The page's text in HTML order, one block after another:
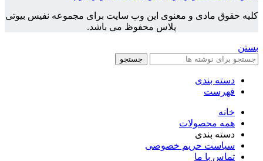
کلیه حقوق مادی و معنوی این وب سایت برای مجموعه نفیس بیوتی
پلاس محفوظ می باشد.
بستن
جستجو
دسته بندی
فهرست
خانه
همه محصولات
دسته بندی
سیاست حریم خصوصی
تماس با ما